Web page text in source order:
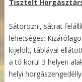
Tisztelt
Sátorozni, sátrat
lehetséges:
kijelölt, táblával
a tó körül 3 helyen
helyi